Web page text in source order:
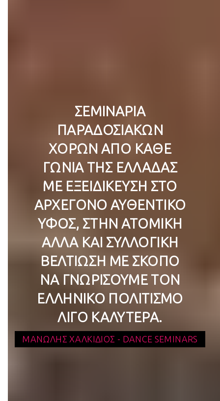
ΣΕΜΙΝΆΡΙΑ
ΠΑΡΑΔΟΣΙΑΚΏΝ
ΧΟΡΏΝ ΑΠΌ ΚΆΘΕ
ΓΩΝΙΆ ΤΗΣ ΕΛΛΆΔΑΣ
ΜΕ ΕΞΕΙΔΊΚΕΥΣΗ ΣΤΟ
ΑΡΧΈΓΟΝΟ ΑΥΘΕΝΤΙΚΌ
ΎΦΟΣ, ΣΤΗΝ ΑΤΟΜΙΚΉ
ΑΛΛΆ ΚΑΙ ΣΥΛΛΟΓΙΚΉ
ΒΕΛΤΊΩΣΗ ΜΕ ΣΚΟΠΌ
ΝΑ ΓΝΩΡΊΣΟΥΜΕ ΤΟΝ
ΕΛΛΗΝΙΚΌ ΠΟΛΙΤΙΣΜΌ
ΛΊΓΟ ΚΑΛΎΤΕΡΑ.
ΜΑΝΏΛΗΣ ΧΑΛΚΙΔΙΌΣ - DANCE SEMINARS